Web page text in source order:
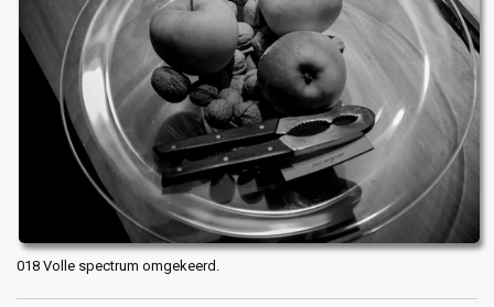
018 Volle spectrum omgekeerd.